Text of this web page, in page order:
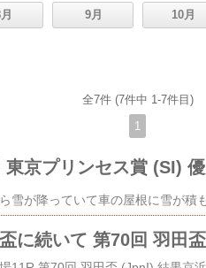
9月 10月
全7件 (7件中 1-7件目)
1
京プリンセス賞 (SI)
に続いて 第70回 羽田